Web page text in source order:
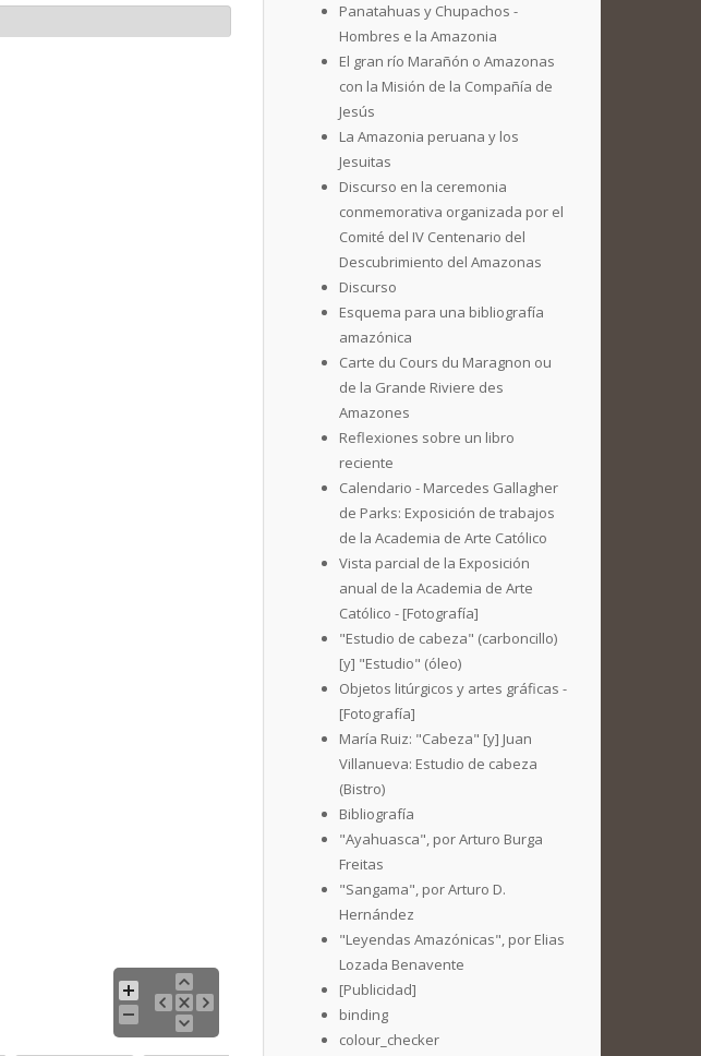
Panatahuas y Chupachos -
Hombres e la Amazonia
El gran río Marañón o Amazonas
con la Misión de la Compañía de
Jesús
La Amazonia peruana y los
Jesuitas
Discurso en la ceremonia
conmemorativa organizada por el
Comité del IV Centenario del
Descubrimiento del Amazonas
Discurso
Esquema para una bibliografía
amazónica
Carte du Cours du Maragnon ou
de la Grande Riviere des
Amazones
Reflexiones sobre un libro
reciente
Calendario - Marcedes Gallagher
de Parks: Exposición de trabajos
de la Academia de Arte Católico
Vista parcial de la Exposición
anual de la Academia de Arte
Católico - [Fotografía]
"Estudio de cabeza" (carboncillo)
[y] "Estudio" (óleo)
Objetos litúrgicos y artes gráficas -
[Fotografía]
María Ruiz: "Cabeza" [y] Juan
Villanueva: Estudio de cabeza
(Bistro)
Bibliografía
"Ayahuasca", por Arturo Burga
Freitas
"Sangama", por Arturo D.
Hernández
"Leyendas Amazónicas", por Elias
Lozada Benavente
[Publicidad]
binding
colour_checker